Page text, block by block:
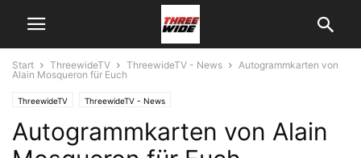
Start ThreewideTV ThreewideTV - News
Autogrammkarten von
Alain Mosqueron für Euch
ThreewideTV ThreewideTV - News
Autogrammkarten von Alain